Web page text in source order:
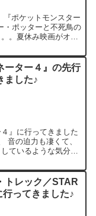
ポケットモンスター
・ポッターと不死鳥の
。夏休み映画がオン
ーター４』の先行
ました♪
』に行ってきました
音の迫力も凄くて、
ているような気分！
トレック／STAR
ってきました♪